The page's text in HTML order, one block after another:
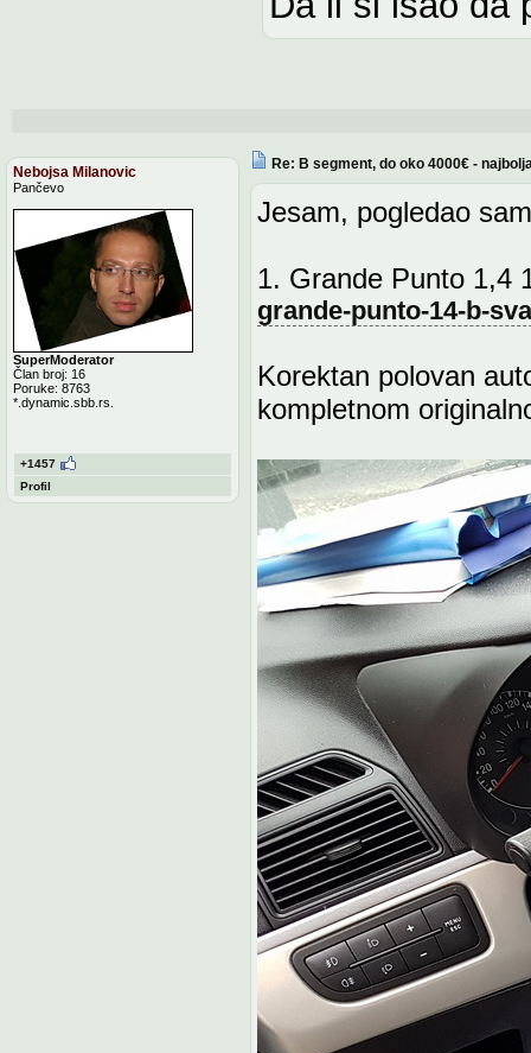
Nebojsa Milanovic
Pančevo
SuperModerator
Član broj: 16
Poruke: 8763
*.dynamic.sbb.rs.
+1457
Profil
Re: B segment, do oko 4000€ -
Jesam, pogledao
1. Grande Punto 1,4
grande-punto-14-b-
Korektan polovan
kompletnom